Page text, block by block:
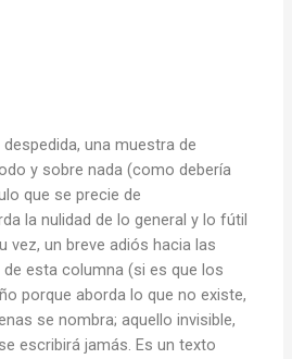
una muestra de
y sobre nada (como debería
que se precie de
la nulidad de lo general y lo fútil
vez, un breve adiós hacia las
esta columna (si es que los
porque aborda lo que no existe,
se nombra; aquello invisible,
escribirá jamás. Es un texto